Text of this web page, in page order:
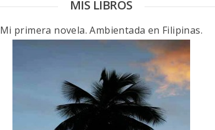
MIS LIBROS
Mi primera novela. Ambientada en Filipinas.